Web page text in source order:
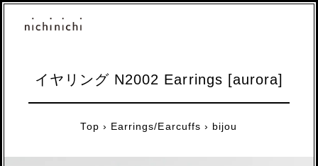
イヤリング N2002 Earrings [aurora]
Top › Earrings/Earcuffs › bijou